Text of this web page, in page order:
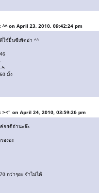
on April 23, 2010, 09:42:24 pm
ใช้ยื่นซีเพิดอ่า ^^
มั้ง
on April 24, 2010, 03:59:26 pm
อยดีอ่านะจ๊ะ
องอะ
กว่าๆอะ จำไม่ได้